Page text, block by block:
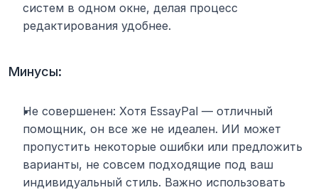
систем в одном окне, делая процесс
редактирования удобнее.
Минусы:
Не совершенен: Хотя EssayPal — отличный
помощник, он все же не идеален. ИИ может
пропустить некоторые ошибки или предложить
варианты, не совсем подходящие под ваш
индивидуальный стиль. Важно использовать